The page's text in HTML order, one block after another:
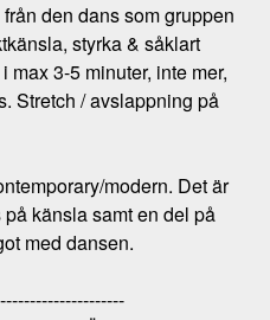
den dans som gruppen
styrka & såklart
max 3-5 minuter, inte mer,
Stretch / avslappning på
modern. Det är
känsla samt en del på
med dansen.